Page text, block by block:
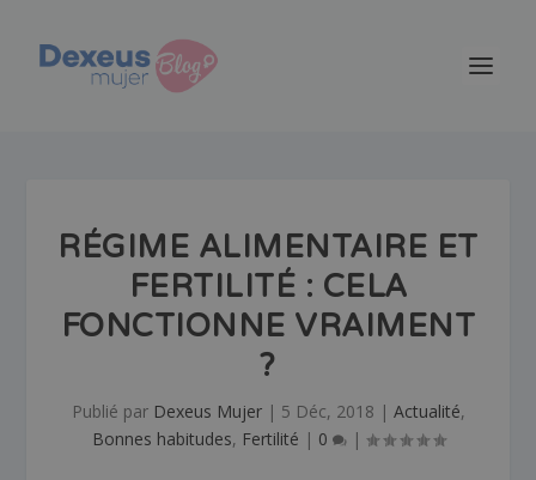
RÉGIME ALIMENTAIRE ET
FERTILITÉ : CELA
FONCTIONNE VRAIMENT
?
Publié par Dexeus Mujer| 5 Déc, 2018 | Actualité,
Bonnes habitudes, Fertilité | 0 |